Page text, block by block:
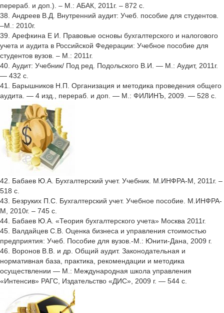
перераб. и доп.). – М.: АБАК, 2011г. – 872 с.
38. Андреев В.Д. Внутренний аудит: Учеб. пособие для студентов.
–М.: 2010г.
39. Арефкина Е И. Правовые основы бухгалтерского и налогового
учета и аудита в Российской Федерации: Учебное пособие для
студентов вузов. – М.: 2011г.
40. Аудит: Учебник/ Под ред. Подольского В.И. — М.: Аудит, 2011г.
— 432 с.
41. Барышников Н.П. Организация и методика проведения общего
аудита. — 4 изд., перераб. и доп. — М.: ФИЛИНЪ, 2009. — 528 с.
42. Бабаев Ю.А. Бухгалтерский учет. Учебник. М.ИНФРА-М, 2011г. –
518 с.
43. Безруких П.С. Бухгалтерский учет. Учебное пособие. М.ИНФРА-
М, 2010г. – 745 с.
44. Бабаев Ю.А. «Теория бухгалтерского учета» Москва 2011г.
45. Валдайцев С.В. Оценка бизнеса и управления стоимостью
предприятия: Учеб. Пособие для вузов.-М.: Юнити-Дана, 2009 г.
46. Воронов В.В. и др. Общий аудит. Законодательная и
нормативная база, практика, рекомендации и методика
осуществлении — М.: Международная школа управления
«Интенсив» РАГС, Издательство «ДИС», 2009 г. — 544 с.